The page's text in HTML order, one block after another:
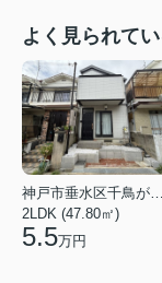
よく見られて
2LDK (47.80㎡)
5.5万円